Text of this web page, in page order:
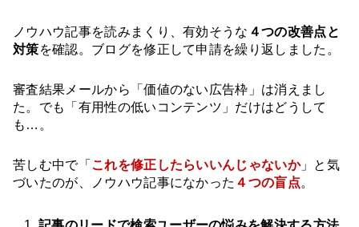
ノウハウ記事を読みまくり、有効そうな ４つの改善点と
対策を確認。ブログを修正して申請を繰り返しました。
審査結果メールから「価値のない広告枠」は消えまし
た。でも「有用性の低いコンテンツ」だけはどうして
も…。
苦しむ中で「 これを修正したらいいんじゃないか」と気
づいたのが、ノウハウ記事になかった ４つの盲点。